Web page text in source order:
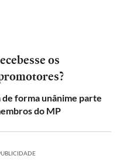
os
forma unânime parte
do MP